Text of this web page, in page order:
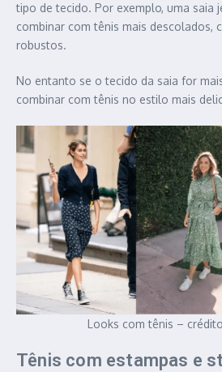
tipo de tecido. Por exemplo, uma saia
combinar com tênis mais descolados,
robustos.
No entanto se o tecido da saia for
combinar com tênis no estilo mais
Looks com tênis –
Tênis com estampas e